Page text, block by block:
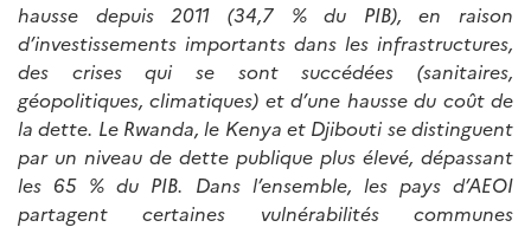
hausse depuis 2011 (34,7 % du PIB), en raison
d’investissements importants dans les infrastructures,
des crises qui se sont succédées (sanitaires,
géopolitiques, climatiques) et d’une hausse du coût de
la dette. Le Rwanda, le Kenya et Djibouti se distinguent
par un niveau de dette publique plus élevé, dépassant
les 65 % du PIB. Dans l’ensemble, les pays d’AEOI
partagent certaines vulnérabilités communes